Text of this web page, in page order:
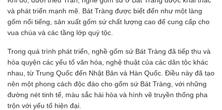
và phát triển mạnh mẽ. Bát Tràng được biết đến như một làng
gốm nổi tiếng, sản xuất gốm sứ chất lượng cao để cung cấp cho
vua chúa và các tầng lớp quý tộc.
Trong quá trình phát triển, nghề gốm sứ Bát Tràng đã tiếp thu và
hòa quyện các yếu tố văn hóa, nghệ thuật của các dân tộc khác
nhau, từ Trung Quốc đến Nhật Bản và Hàn Quốc. Điều này đã tạo
nên một phong cách độc đáo cho gốm sứ Bát Tràng, với những
đường nét tinh tế, màu sắc hài hòa và hình vẽ truyền thống pha
trộn với yếu tố hiện đại.